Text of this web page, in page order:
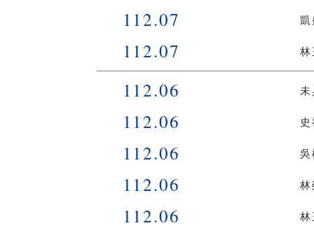
112.07
112.07
112.06
112.06
112.06
112.06
112.06